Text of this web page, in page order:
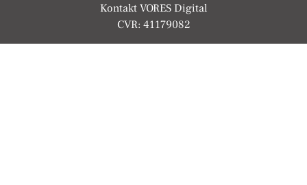
Kontakt VORES Digital
CVR: 41179082